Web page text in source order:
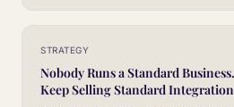
STRATEGY
Nobody Runs a Standard
Keep Selling Standard